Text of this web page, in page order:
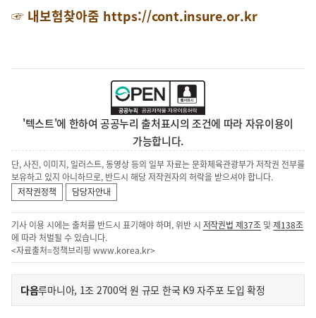
☞ 내보험찾아줌 https://cont.insure.or.kr
'텍스트'에 한하여 공공누리 출처표시의 조건에 따라 자유이용이
가능합니다.
단, 사진, 이미지, 일러스트, 동영상 등의 일부 자료는 문화체육관광부가 저작권 전부를
보유하고 있지 아니하므로, 반드시 해당 저작권자의 허락을 받으셔야 합니다.
저작권정책
담당자안내
기사 이용 시에는 출처를 반드시 표기해야 하며, 위반 시 저작권법 제37조 및제138조
에 따라 처벌될 수 있습니다.
<자료출처=정책브리핑 www.korea.kr>
이
전
다음기
루마니아, 1조 2700억 원 규모 한국 K9 자주포 도입 확정